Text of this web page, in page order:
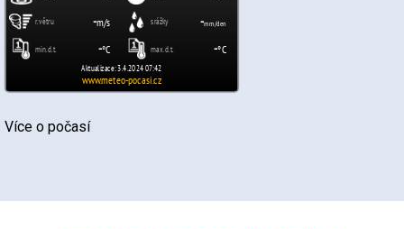
Více o počasí